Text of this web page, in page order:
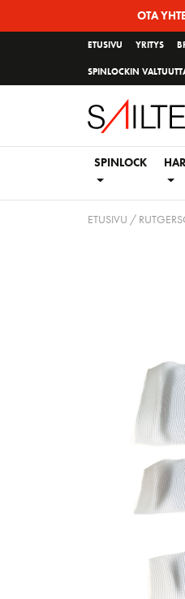
OTA
ETUSIVU YRITYS
SPINLOCKIN
SPINLOCK
ETUSIVU /